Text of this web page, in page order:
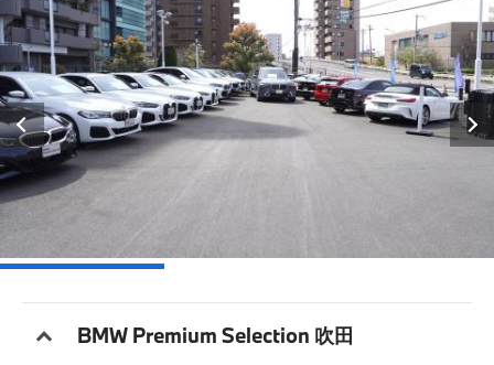
アフターサービス
認定中古車
FAN & FUN
BMW Premium Selection 吹田